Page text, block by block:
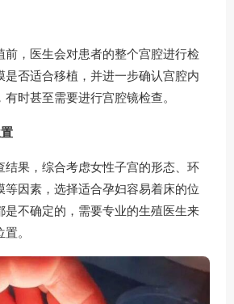
前，医生会对患者的整个宫腔进行检
是否适合移植，并进一步确认宫腔内
时甚至需要进行宫腔镜检查。
结果，综合考虑女性子宫的形态、环
等因素，选择适合孕妇容易着床的位
是不确定的，需要专业的生殖医生来
。